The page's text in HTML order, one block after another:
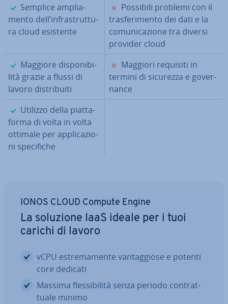
✓
Semplice am­plia­
men­to dell’in­fra­strut­tu­
ra cloud esistente
✗
Possibili problemi con il
tra­sfe­ri­men­to dei dati e la
co­mu­ni­ca­zio­ne tra diversi
provider cloud
✓
Maggiore di­spo­ni­bi­
li­tà grazie a flussi di
lavoro di­stri­bui­ti
✗
Maggiori requisiti in
termini di sicurezza e go­ver­
nan­ce
✓
Utilizzo della piat­ta­
for­ma di volta in volta
ottimale per ap­pli­ca­zio­
ni spe­ci­fi­che
IONOS CLOUD Compute Engine
La soluzione IaaS ideale per i tuoi
carichi di lavoro
vCPU estre­ma­men­te van­tag­gio­se e potenti
core dedicati
Massima fles­si­bi­li­tà senza periodo con­trat­
tua­le minimo